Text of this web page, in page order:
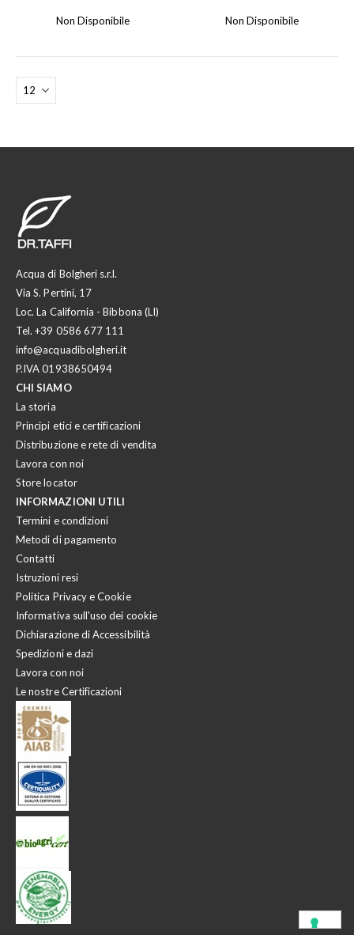
Non Disponibile Non Disponibile
Acqua di Bolgheri s.r.l.
Via S. Pertini, 17
Loc. La California - Bibbona (LI)
Tel.+39 0586 677 111
info@acquadibolgheri.it
P.IVA 01938650494
CHI SIAMO
La storia
Principi etici e certificazioni
Distribuzione e rete di vendita
Lavora con noi
Store locator
INFORMAZIONI UTILI
Termini e condizioni
Metodi di pagamento
Contatti
Istruzioni resi
Politica Privacy e Cookie
Informativa sull'uso dei cookie
Dichiarazione di Accessibilità
Spedizioni e dazi
Lavora con noi
Le nostre Certificazioni